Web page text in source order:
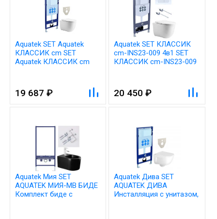
Aquatek SET Aquatek
КЛАССИК cm SET
Aquatek КЛАССИК cm
клавиши и
крепежа)+унитаз
КЛАССИК AQ1112-00 с
19 687 ₽
Aquatek SET КЛАССИК
cm-INS23-009 4в1 SET
КЛАССИК cm-INS23-009
0000001 +кнопка KDI-
0000009 +унитаз AQ1112-
00 с крышкой sc)
20 450 ₽
Aquatek Мия SET
AQUATEK МИЯ-MB БИДЕ
Комплект биде с
Aquatek Дива SET
AQUATEK ДИВА
Инсталляция с унитазом,